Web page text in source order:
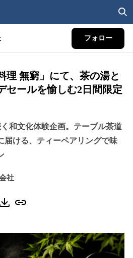
フォロー
理 無窮」にて、茶の湯と
セールを愉しむ2日間限定
く和文化体験企画。テーブル茶道
届ける、ティーペアリングで味
社